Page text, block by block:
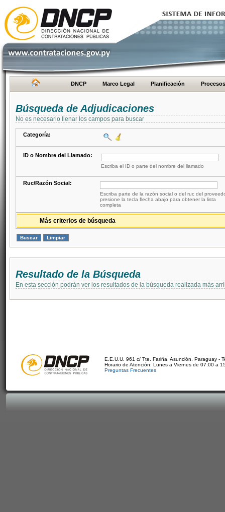
DNCP Marco Legal Planificación Procesos
Búsqueda de Adjudicaciones
No es necesario llenar los campos para buscar
Categoría:
ID o Nombre del Llamado:
Escriba el ID o parte del nombre del llamado
Ruc/Razón Social:
Escriba parte de la razón social o del ruc del
presione la tecla flecha abajo para obtener la lista
completa
Más criterios de búsqueda
Resultado de la Búsqueda
En esta sección podrán ver los resultados de la búsqueda realizada más
E.E.U.U. 961 c/ Tte. Fariña. Asunción, Paraguay -
Horario de Atención: Lunes a Viernes de 07:00 a
Preguntas Frecuentes